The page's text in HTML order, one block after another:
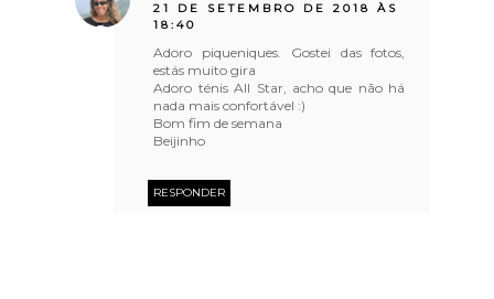
21 DE SETEMBRO DE 2018 ÀS
18:40
Adoro piqueniques. Gostei das fotos,
estás muito gira
Adoro ténis All Star, acho que não há
nada mais confortável :)
Bom fim de semana
Beijinho
RESPONDER